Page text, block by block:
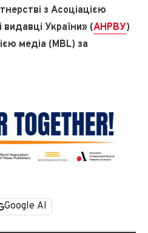
з Асоціацією
видавці України» (АНРВУ)
медіа (MBL) за
Google AI